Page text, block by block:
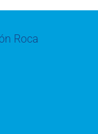
Roca